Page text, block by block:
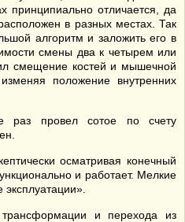
принципиально отличается, да
в разных местах. Так
алгоритм и заложить его в
смены два к четырем или
смещение костей и мышечной
положение внутренних
провел сотое по счету
осматривая конечный
и работает. Мелкие
и перехода из